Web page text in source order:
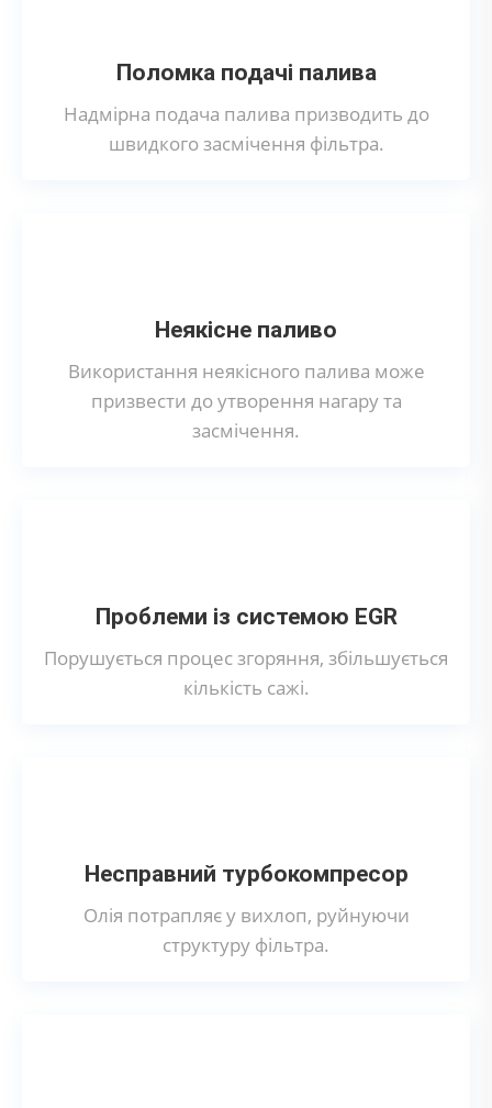
Поломка подачі палива
Надмірна подача палива призводить до
швидкого засмічення фільтра.
Неякісне паливо
Використання неякісного палива може
призвести до утворення нагару та
засмічення.
Проблеми із системою EGR
Порушується процес згоряння, збільшується
кількість сажі.
Несправний турбокомпресор
Олія потрапляє у вихлоп, руйнуючи
структуру фільтра.